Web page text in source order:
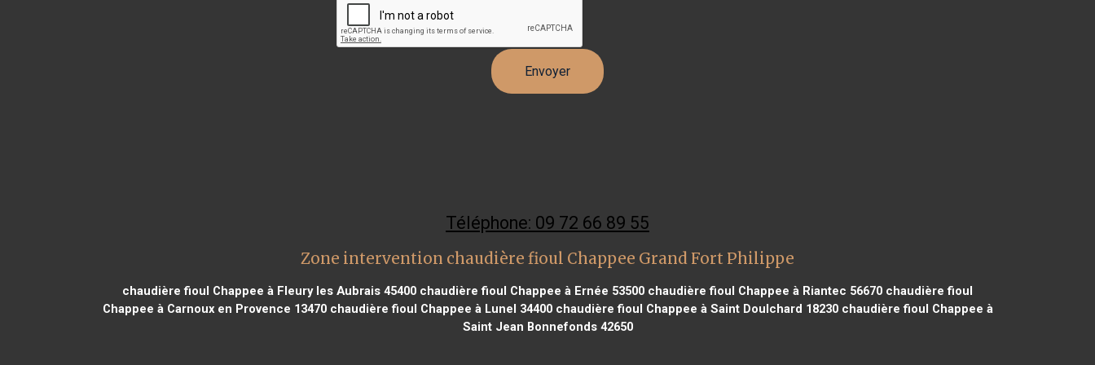
Téléphone: 09 72 66 89 55
Zone intervention chaudière fioul Chappee Grand Fort Philippe
chaudière fioul Chappee à Fleury les Aubrais 45400 chaudière fioul Chappee à Ernée 53500 chaudière fioul Chappee à Riantec 56670 chaudière fioul
Chappee à Carnoux en Provence 13470chaudière fioul Chappee à Lunel 34400chaudière fioul Chappee à Saint Doulchard 18230chaudière fioul Chappee à
Saint Jean Bonnefonds 42650